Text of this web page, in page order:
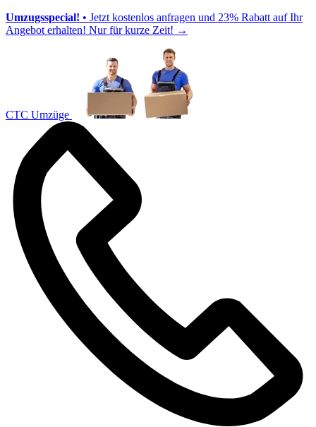
Umzugsspecial! • Jetzt kostenlos anfragen und 23% Rabatt auf Ihr
Angebot erhalten! Nur für kurze Zeit! →
CTC Umzüge